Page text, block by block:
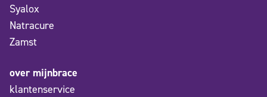
Syalox
Natracure
Zamst
over mijnbrace
klantenservice